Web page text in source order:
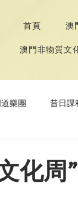
首頁 澳
澳門非物質文
樂團 昔日課
化周